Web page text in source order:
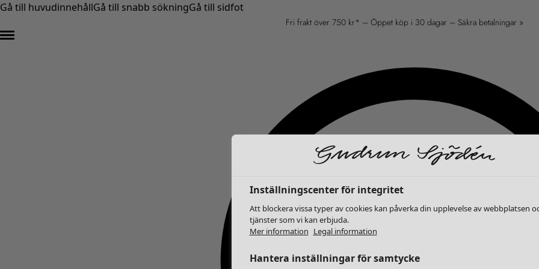
Gå till huvudinnehållGå till snabb sökningGå till sidfot
Fri frakt över 750 kr* – Öppet köp i 30 dagar – Säkra betalningar »
Inställningscenter för integritet
Att blockera vissa typer av cookies kan påverka din upplevelse av webbplatsen
tjänster som vi kan erbjuda.
Mer information Legal information
Hantera inställningar för samtycke